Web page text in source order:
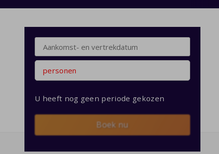
personen
U heeft nog geen periode gekozen
Boek nu